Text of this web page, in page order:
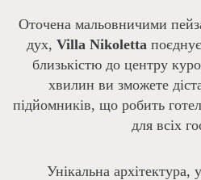
Оточена мальовничими
дух, Villa Nikolettaпоєднує
близькістю до центру
хвилин ви зможете
підйомників, що робить
для всіх
Унікальна архітектура,